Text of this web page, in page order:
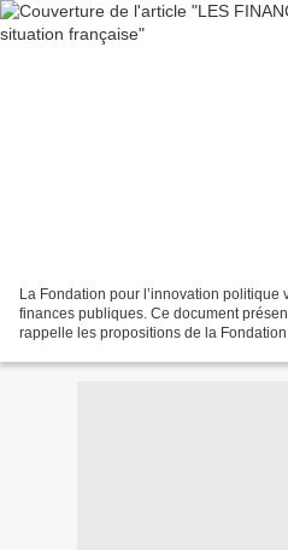
La Fondation pour l’innovation
finances publiques. Ce document
rappelle les propositions de la